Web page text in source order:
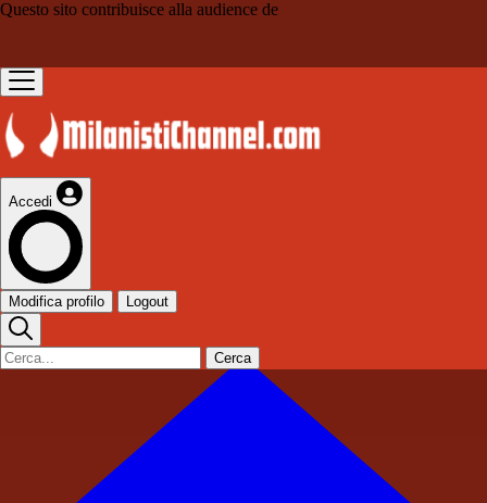
Questo sito contribuisce alla audience de
Accedi
Modifica profilo Logout
Cerca